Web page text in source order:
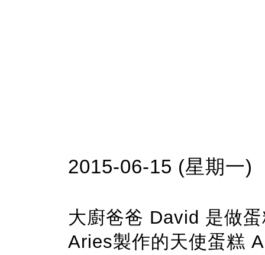
2015-06-15 (星期一)
大廚爸爸 David 是做
Aries製作的天使蛋糕